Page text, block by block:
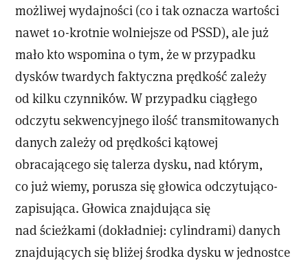
możliwej wydajności (co i tak oznacza wartości
nawet 10-krotnie wolniejsze od PSSD), ale już
mało kto wspomina o tym, że w przypadku
dysków twardych faktyczna prędkość zależy
od kilku czynników. W przypadku ciągłego
odczytu sekwencyjnego ilość transmitowanych
danych zależy od prędkości kątowej
obracającego się talerza dysku, nad którym,
co już wiemy, porusza się głowica odczytująco-
zapisująca. Głowica znajdująca się
nad ścieżkami (dokładniej: cylindrami) danych
znajdujących się bliżej środka dysku w jednostce